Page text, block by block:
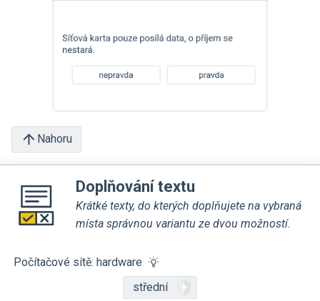
Nahoru
Doplňování textu
Krátké texty, do kterých doplňujete na vybraná
místa správnou variantu ze dvou možností.
Počítačové sítě: hardware
střední